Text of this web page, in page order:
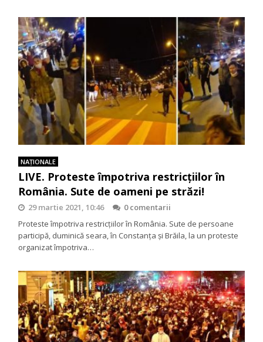
NAŢIONALE
LIVE. Proteste împotriva restricţiilor în
România. Sute de oameni pe străzi!
29 martie 2021, 10:46
0 comentarii
Proteste împotriva restricţiilor în România. Sute de persoane
participă, duminică seara, în Constanţa şi Brăila, la un proteste
organizat împotriva…